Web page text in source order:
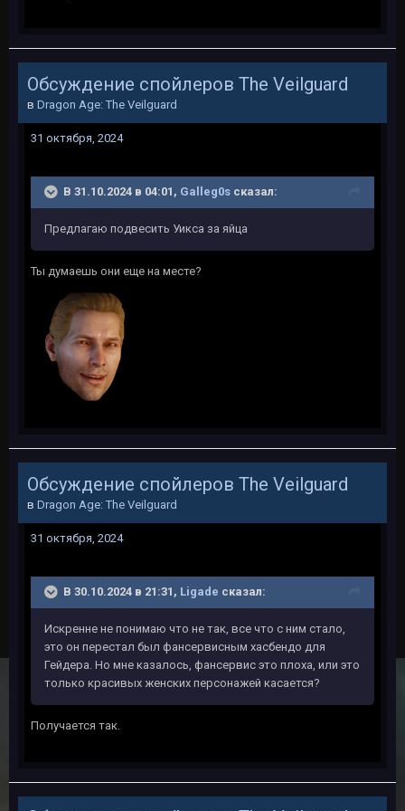
Обсуждение спойлеров The Veilguard
в Dragon Age: The Veilguard
31 октября, 2024
В 31.10.2024 в 04:01, Galleg0s сказал:
Предлагаю подвесить Уикса за яйца
Ты думаешь они еще на месте?
Обсуждение спойлеров The Veilguard
в Dragon Age: The Veilguard
31 октября, 2024
В 30.10.2024 в 21:31, Ligade сказал:
Искренне не понимаю что не так, все что с ним стало,
это он перестал был фансервисным хасбендо для
Гейдера. Но мне казалось, фансервис это плоха, или это
только красивых женских персонажей касается?
Получается так.